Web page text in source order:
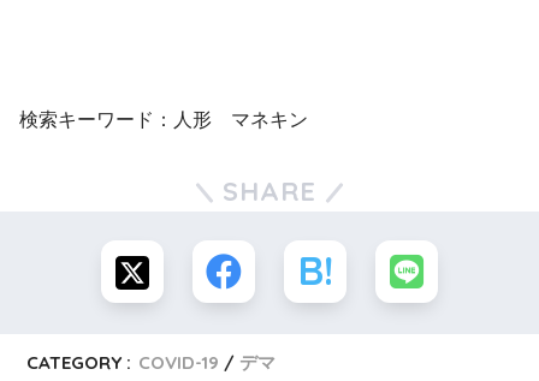
検索キーワード：人形 マネキン
SHARE
CATEGORY : COVID-19 デマ